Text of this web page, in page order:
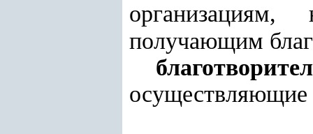
получающим
осуществляющие